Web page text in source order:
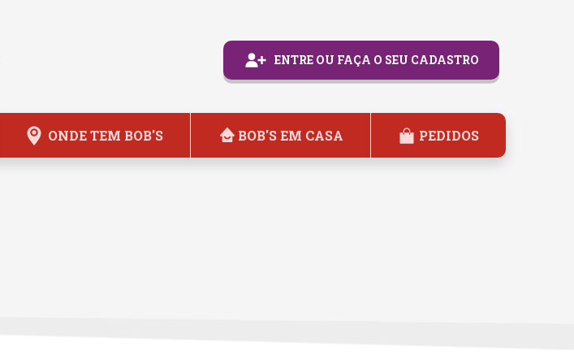
ENTRE OU FAÇA O SEU CADASTRO
ONDE TEM BOB'S BOB'S EM CASA PEDIDOS